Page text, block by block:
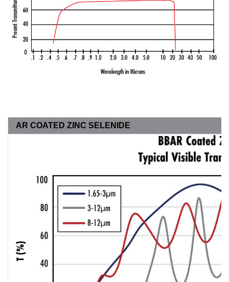
AR COATED ZINC SELENIDE